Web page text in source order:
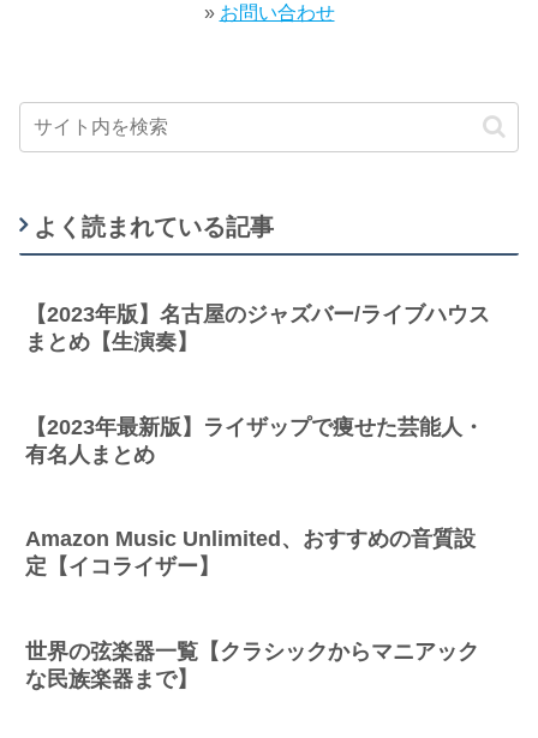
» お問い合わせ
よく読まれている記事
【2023年版】名古屋のジャズバー/ライブハウス
まとめ【生演奏】
【2023年最新版】ライザップで痩せた芸能人・
有名人まとめ
Amazon Music Unlimited、おすすめの音質設
定【イコライザー】
世界の弦楽器一覧【クラシックからマニアック
な民族楽器まで】